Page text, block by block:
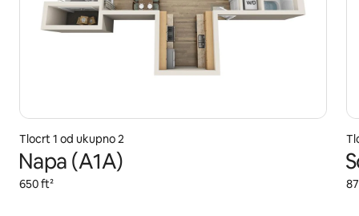
Tlocrt 1 od ukupno 2
Napa (A1A)
650 ft²